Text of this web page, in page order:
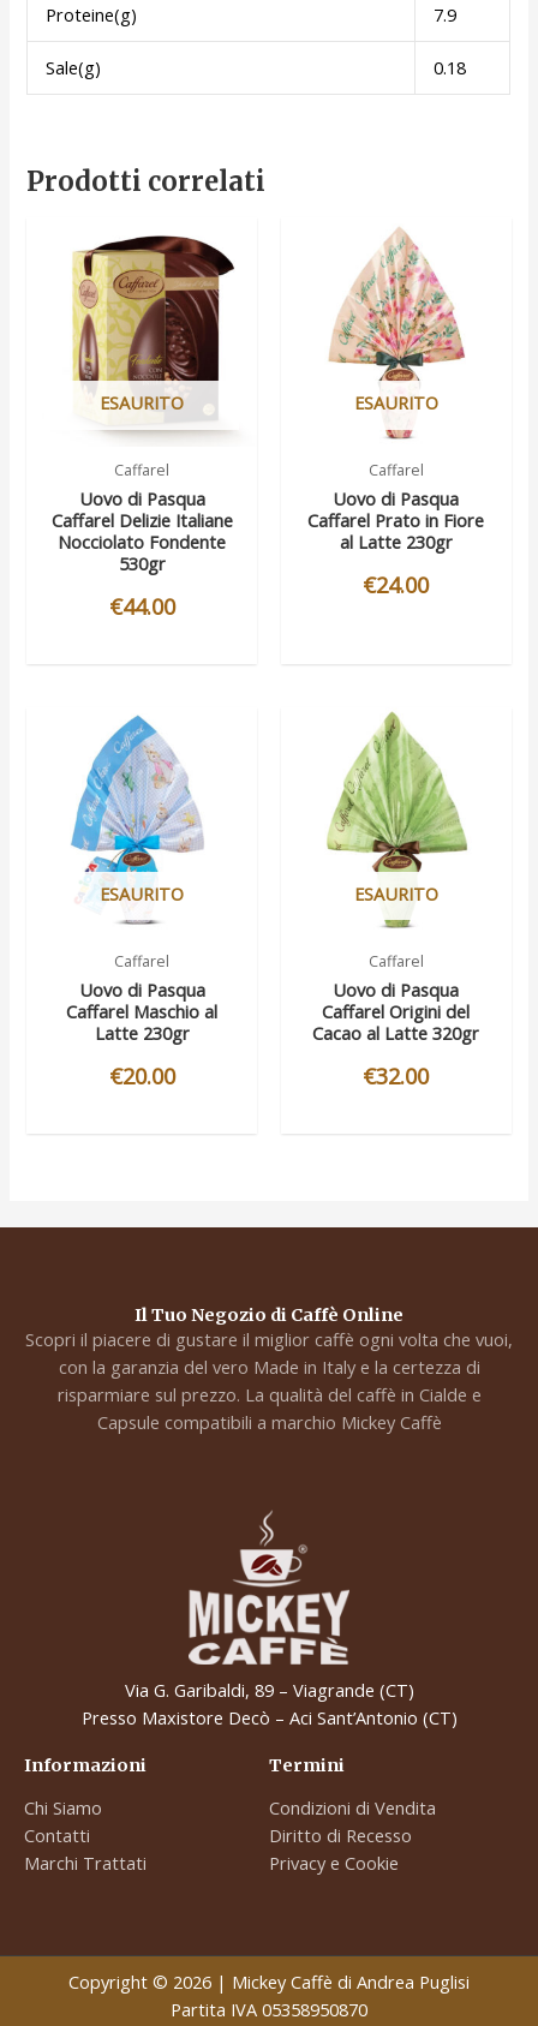
Proteine(g) 7.9
Sale(g) 0.18
Prodotti correlati
ESAURITO
Caffarel
Uovo di Pasqua
Caffarel Delizie Italiane
Nocciolato Fondente
530gr
€44.00
ESAURITO
Caffarel
Uovo di Pasqua
Caffarel Prato in Fiore
al Latte 230gr
€24.00
ESAURITO
Caffarel
Uovo di Pasqua
Caffarel Maschio al
Latte 230gr
€20.00
ESAURITO
Caffarel
Uovo di Pasqua
Caffarel Origini del
Cacao al Latte 320gr
€32.00
Il Tuo Negozio di Caffè Online
Scopri il piacere di gustare il miglior caffè ogni volta che vuoi,
con la garanzia del vero Made in Italy e la certezza di
risparmiare sul prezzo. La qualità del caffè in Cialde e
Capsule compatibili a marchio Mickey Caffè
Via G. Garibaldi, 89 – Viagrande (CT)
Presso Maxistore Decò – Aci Sant’Antonio (CT)
Informazioni
Chi Siamo
Contatti
Marchi Trattati
Termini
Condizioni di Vendita
Diritto di Recesso
Privacy e Cookie
Copyright © 2026 | Mickey Caffè di Andrea Puglisi
Partita IVA 05358950870